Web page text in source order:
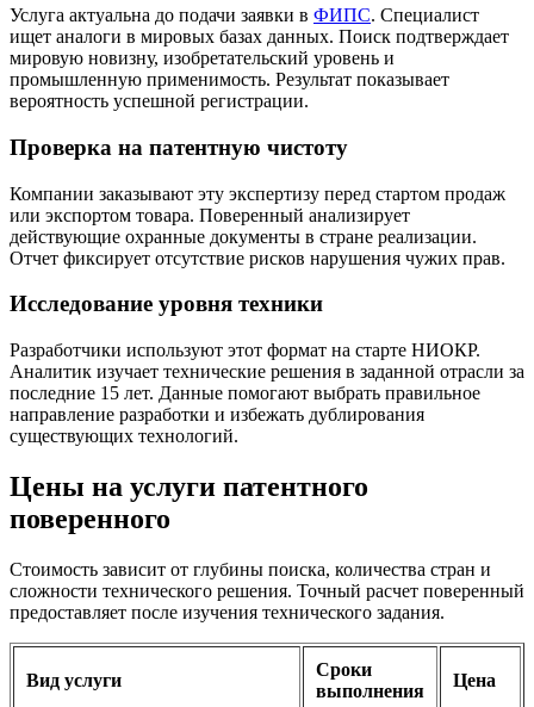
Услуга актуальна до подачи заявки в ФИПС. Специалист
ищет аналоги в мировых базах данных. Поиск подтверждает
мировую новизну, изобретательский уровень и
промышленную применимость. Результат показывает
вероятность успешной регистрации.
Проверка на патентную чистоту
Компании заказывают эту экспертизу перед стартом продаж
или экспортом товара. Поверенный анализирует
действующие охранные документы в стране реализации.
Отчет фиксирует отсутствие рисков нарушения чужих прав.
Исследование уровня техники
Разработчики используют этот формат на старте НИОКР.
Аналитик изучает технические решения в заданной отрасли за
последние 15 лет. Данные помогают выбрать правильное
направление разработки и избежать дублирования
существующих технологий.
Цены на услуги патентного
поверенного
Стоимость зависит от глубины поиска, количества стран и
сложности технического решения. Точный расчет поверенный
предоставляет после изучения технического задания.
Вид услуги
Сроки
выполнения
Цена